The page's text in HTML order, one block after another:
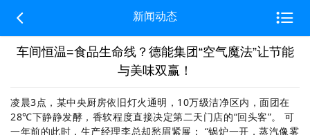
 新闻动态 
车间恒温=食品生命线？德能集团“空气魔法”让节能
与美味双赢！
凌晨3点，某中央厨房依旧灯火通明，10万级洁净区内，面团在
28℃下静静发酵，香软程度直接决定第二天门店的“回头客”。 可
一年前的此时，生产经理李总却愁眉紧展： “锅炉一开，蒸汽像雾